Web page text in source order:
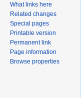
What links here
Related changes
Special pages
Printable version
Permanent link
Page information
Browse properties